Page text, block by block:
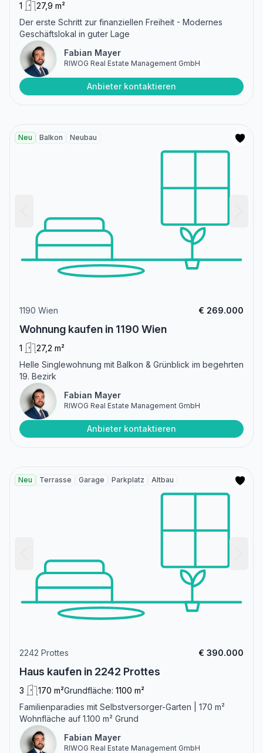
1
27,9 m²
Der erste Schritt zur finanziellen Freiheit - Modernes
Geschäftslokal in guter Lage
Fabian Mayer
RIWOG Real Estate Management GmbH
Anbieter kontaktieren
Neu Balkon Neubau
1190 Wien € 269.000
Wohnung kaufen in 1190 Wien
1
27,2 m²
Helle Singlewohnung mit Balkon & Grünblick im begehrten
19. Bezirk
Fabian Mayer
RIWOG Real Estate Management GmbH
Anbieter kontaktieren
Neu Terrasse Garage Parkplatz Altbau
2242 Prottes € 390.000
Haus kaufen in 2242 Prottes
3 170 m²Grundfläche: 1100 m²
Familienparadies mit Selbstversorger-Garten | 170 m²
Wohnfläche auf 1.100 m² Grund
Fabian Mayer
RIWOG Real Estate Management GmbH